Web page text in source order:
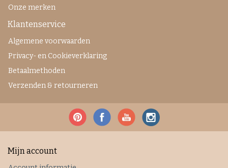
Onze merken
Klantenservice
Algemene voorwaarden
Privacy- en Cookieverklaring
Betaalmethoden
Verzenden & retourneren
Mijn account